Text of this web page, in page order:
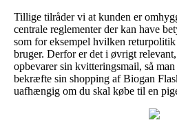
Tillige tilråder vi at kunden er
centrale reglementer der kan have
som for eksempel hvilken
bruger. Derfor er det i øvrigt
opbevarer sin kvitteringsmail, så
bekræfte sin shopping af Biogan
uafhængig om du skal købe til en